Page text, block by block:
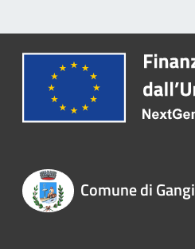
Comune di Gangi